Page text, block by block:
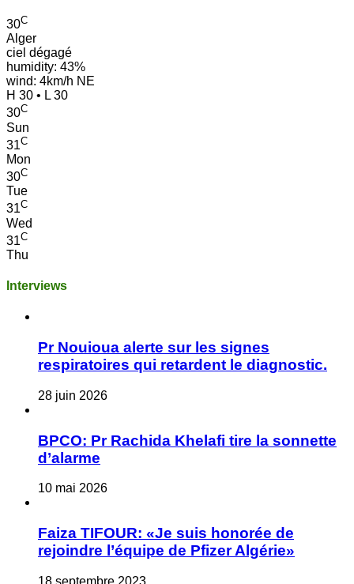
30C
Alger
ciel dégagé
humidity: 43%
wind: 4km/h NE
H 30 • L 30
30C
Sun
31C
Mon
30C
Tue
31C
Wed
31C
Thu
Interviews
Pr Nouioua alerte sur les signes
respiratoires qui retardent le diagnostic.
28 juin 2026
BPCO: Pr Rachida Khelafi tire la sonnette
d’alarme
10 mai 2026
Faiza TIFOUR: «Je suis honorée de
rejoindre l’équipe de Pfizer Algérie»
18 septembre 2023